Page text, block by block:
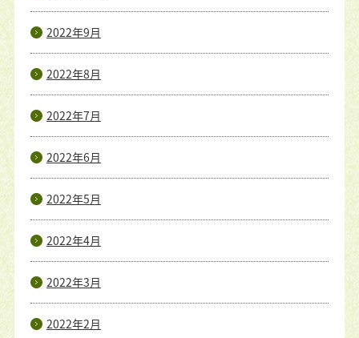
2022年9月
2022年8月
2022年7月
2022年6月
2022年5月
2022年4月
2022年3月
2022年2月